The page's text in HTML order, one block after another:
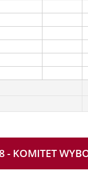
- KOMITET